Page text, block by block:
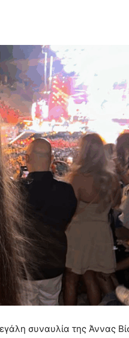
συναυλία της Άννας